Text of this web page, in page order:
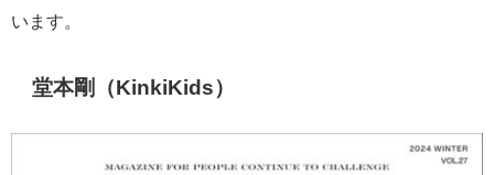
います。
堂本剛（KinkiKids）